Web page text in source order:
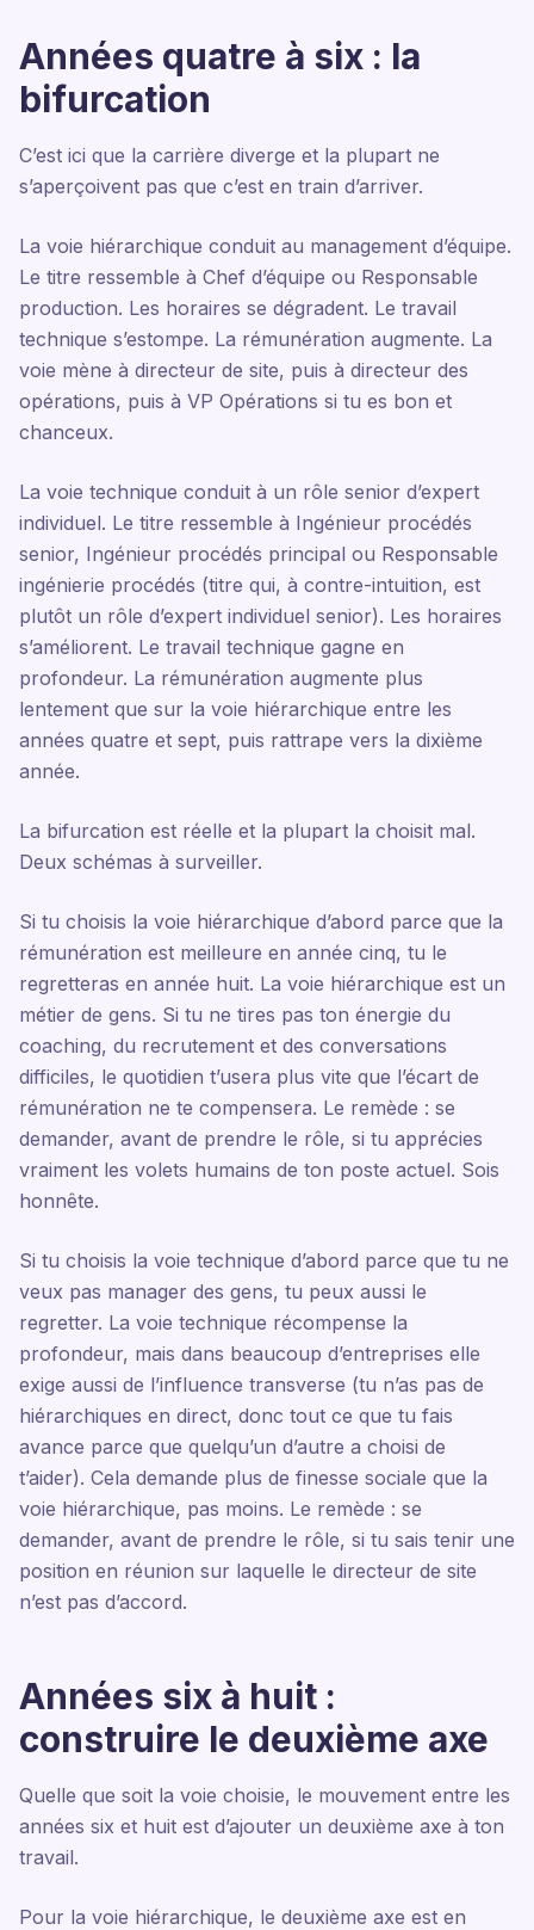
Années quatre à six : la
bifurcation
C’est ici que la carrière diverge et la plupart ne
s’aperçoivent pas que c’est en train d’arriver.
La voie hiérarchique conduit au management d’équipe.
Le titre ressemble à Chef d’équipe ou Responsable
production. Les horaires se dégradent. Le travail
technique s’estompe. La rémunération augmente. La
voie mène à directeur de site, puis à directeur des
opérations, puis à VP Opérations si tu es bon et
chanceux.
La voie technique conduit à un rôle senior d’expert
individuel. Le titre ressemble à Ingénieur procédés
senior, Ingénieur procédés principal ou Responsable
ingénierie procédés (titre qui, à contre-intuition, est
plutôt un rôle d’expert individuel senior). Les horaires
s’améliorent. Le travail technique gagne en
profondeur. La rémunération augmente plus
lentement que sur la voie hiérarchique entre les
années quatre et sept, puis rattrape vers la dixième
année.
La bifurcation est réelle et la plupart la choisit mal.
Deux schémas à surveiller.
Si tu choisis la voie hiérarchique d’abord parce que la
rémunération est meilleure en année cinq, tu le
regretteras en année huit. La voie hiérarchique est un
métier de gens. Si tu ne tires pas ton énergie du
coaching, du recrutement et des conversations
difficiles, le quotidien t’usera plus vite que l’écart de
rémunération ne te compensera. Le remède : se
demander, avant de prendre le rôle, si tu apprécies
vraiment les volets humains de ton poste actuel. Sois
honnête.
Si tu choisis la voie technique d’abord parce que tu ne
veux pas manager des gens, tu peux aussi le
regretter. La voie technique récompense la
profondeur, mais dans beaucoup d’entreprises elle
exige aussi de l’influence transverse (tu n’as pas de
hiérarchiques en direct, donc tout ce que tu fais
avance parce que quelqu’un d’autre a choisi de
t’aider). Cela demande plus de finesse sociale que la
voie hiérarchique, pas moins. Le remède : se
demander, avant de prendre le rôle, si tu sais tenir une
position en réunion sur laquelle le directeur de site
n’est pas d’accord.
Années six à huit :
construire le deuxième axe
Quelle que soit la voie choisie, le mouvement entre les
années six et huit est d’ajouter un deuxième axe à ton
travail.
Pour la voie hiérarchique, le deuxième axe est en